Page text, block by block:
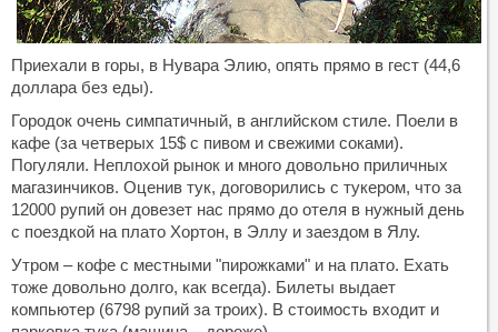
Приехали в горы, в Нувара Элию, опять прямо в гест (44,6
доллара без еды).
Городок очень симпатичный, в английском стиле. Поели в
кафе (за четверых 15$ с пивом и свежими соками).
Погуляли. Неплохой рынок и много довольно приличных
магазинчиков. Оценив тук, договорились с тукером, что за
12000 рупий он довезет нас прямо до отеля в нужный день
с поездкой на плато Хортон, в Эллу и заездом в Ялу.
Утром – кофе с местными "пирожками" и на плато. Ехать
тоже довольно долго, как всегда). Билеты выдает
компьютер (6798 рупий за троих). В стоимость входит и